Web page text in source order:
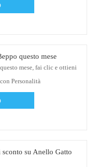
questo mese
mese, fai clic e ottieni
Personalità
su Anello Gatto